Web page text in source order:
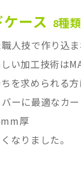
ース 8種
人技で作り込ま
い加工技術は
を求められる方
に最適なカー
厚
なりました。